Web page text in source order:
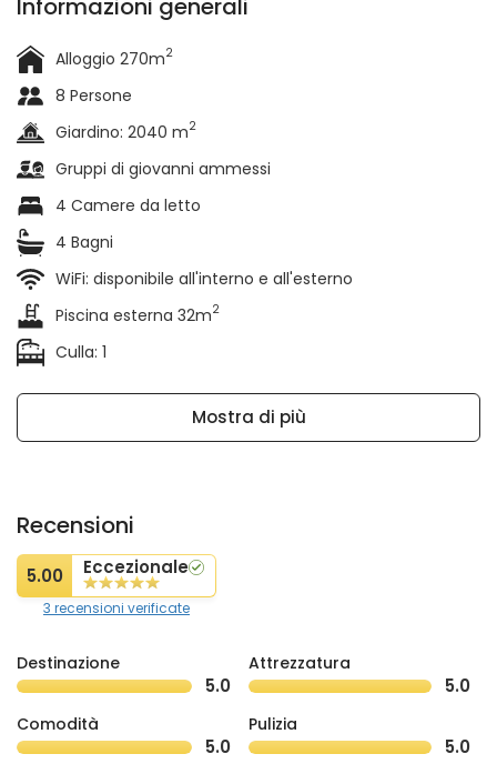
e ammette animali domestici. Villa Giselle ha tutto e sta
Informazioni generali
Alloggio 270m2
8 Persone
Giardino: 2040 m2
Gruppi di giovanni ammessi
4 Camere da letto
4 Bagni
WiFi: disponibile all'interno e all'esterno
Piscina esterna 32m2
Culla: 1
Mostra di più
Recensioni
5.00 Eccezionale
3 recensioni verificate
Destinazione
5.0
Attrezzatura
5.0
Comodità
5.0
Pulizia
5.0